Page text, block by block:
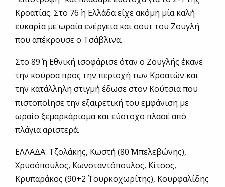
Κροατίας. Στο 76΄ η Ελλάδα είχε ακόμη μία καλή
ευκαρία με ωραία ενέργεια και σουτ του Ζουγλή
που απέκρουσε ο Τσάβλινα.
Στο 89΄ η Εθνική ισοφάρισε όταν ο Ζουγλής έκανε
την κούρσα προς την περιοχή των Κροατών και
την κατάλληλη στιγμή έδωσε στον Κούτσια που
πιστοποίησε την εξαιρετική του εμφάνιση με
ωραίο ξεμαρκάρισμα και εύστοχο πλασέ από
πλάγια αριστερά.
ΕΛΛΑΔΑ: Τζολάκης, Κωστή (80΄ Μπελεβώνης),
Χρυσόπουλος, Κωνσταντόπουλος, Κίτσος,
Κρυπαράκος (90+2΄ Τουρκοχωρίτης), Κουρφαλίδης